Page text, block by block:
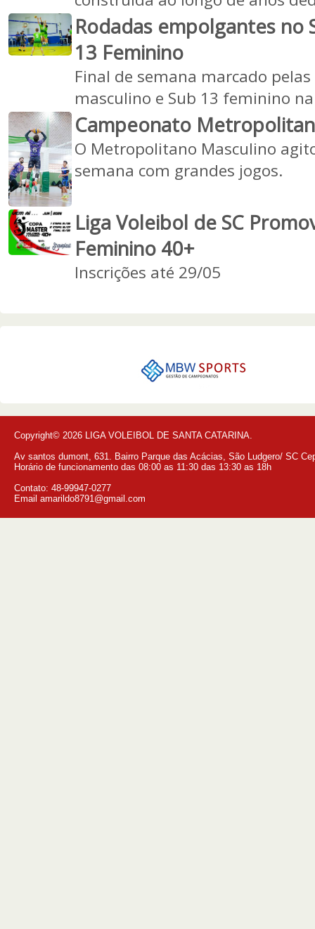
Rodadas empolgantes no
13 Feminino
Final de semana marcado
masculino e Sub 13 feminino
Campeonato
O Metropolitano Masculino
semana com grandes jogos.
Liga Voleibol de SC
Feminino 40+
Inscrições até 29/05
Copyright© 2026 LIGA VOLEIBOL DE SANTA CATARINA.
Av santos dumont, 631. Bairro Parque das Acácias, São Ludgero/ SC
Horário de funcionamento das 08:00 as 11:30 das 13:30 as 18h
Contato: 48-99947-0277
Email amarildo8791@gmail.com